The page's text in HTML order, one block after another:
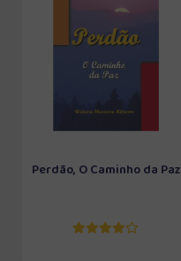
Perdão, O Caminho da Paz